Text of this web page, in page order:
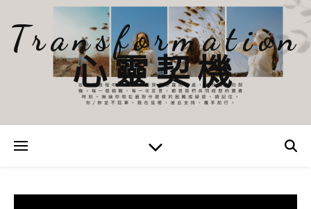
Transformation
心靈契機